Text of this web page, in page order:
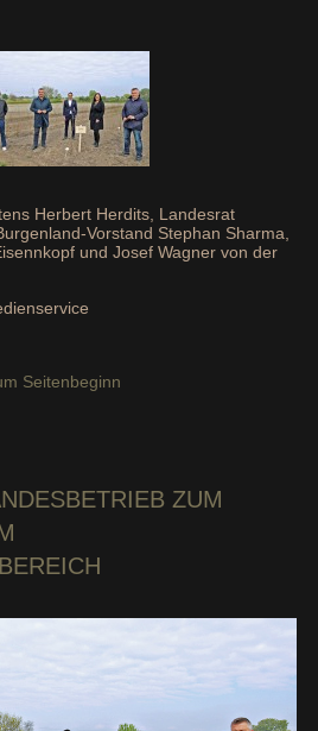
Herbert Herdits, Landesrat
Vorstand Stephan Sharma,
und Josef Wagner von der
Seitenbeginn
ZUM